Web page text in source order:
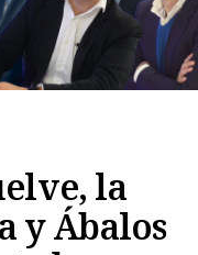
la
y Ábalos